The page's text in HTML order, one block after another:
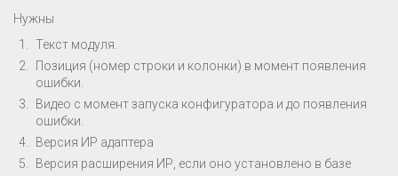
Нужны
Текст модуля.
Позиция (номер строки и колонки) в момент появления
ошибки.
Видео с момент запуска конфигуратора и до появления
ошибки.
Версия ИР адаптера
Версия расширения ИР, если оно установлено в базе